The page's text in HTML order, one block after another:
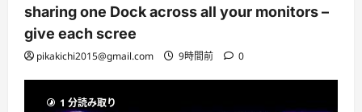
sharing one Dock across all your monitors –
give each scree
pikakichi2015@gmail.com 9時間前 0
1 分読み取り